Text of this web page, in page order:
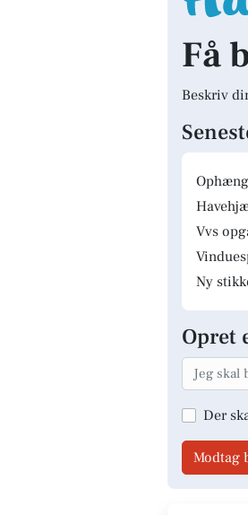
Få
Beskriv
Vvs
Ny
Opret
Der
Modtag